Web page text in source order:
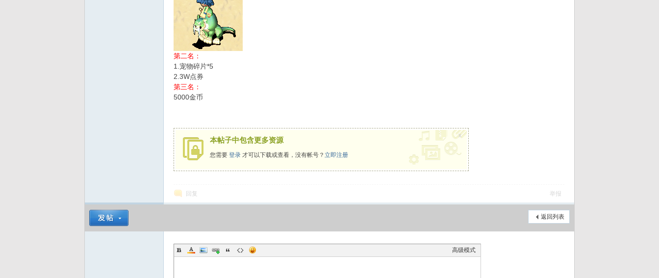
第二名：
1.宠物碎片*5
2.3W点券
第三名：
5000金币
本帖子中包含更多资源
您需要 登录 才可以下载或查看，没有帐号？ 立即注册
x
回复 举报
返回列表
高级模式